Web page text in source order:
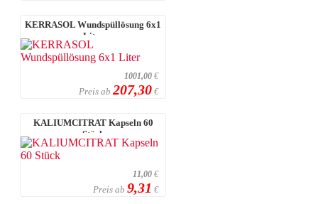
KERRASOL Wundspüllösung 6x1
Liter
1001,00 €
Preis ab 207,30 €
KALIUMCITRAT Kapseln 60
Stück
11,00 €
Preis ab 9,31 €